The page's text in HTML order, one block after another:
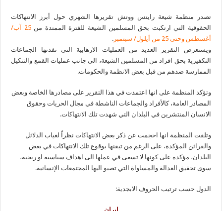
تصدر منظمة شيعة رايتس ووتش تقريرها الشهري حول أبرز الانتهاكات
الحقوقية التي ارتكبت بحق المسلمين الشيعة للفترة الممتدة من
25 آب/
أغسطس وحتى 25 من أيلول/ سبتمبر
.
ويستعرض التقرير العديد من العمليات الارهابية التي نفذتها الجماعات
التكفيرية بحق افراد من المسلمين الشيعة، الى جانب عمليات القمع والتنكيل
الممارسة ضدهم من قبل بعض الانظمة والحكومات.
وتؤكد المنظمة على انها اعتمدت في هذا التقرير على مصادرها الخاصة وبعض
المصادر العامة، كالأفراد والجماعات الناشطة في مجال الحريات وحقوق
الانسان المنتشرين في البلدان التي شهدت تلك الانتهاكات.
وتلفت المنظمة انها احجمت عن ذكر بعض الانتهاكات نظراً لغياب الدلائل
والقرائن المؤكدة، على الرغم من تيقنها بوقوع تلك الانتهاكات في بعض
البلدان، مؤكدة على كونها لا تسعى في عملها الى اهداف سياسية او ربحية،
سوى تحقيق العدالة والمساواة التي تصبو اليها المجتمعات الإنسانية.
الدول حسب ترتيب الحروف الابجدية: